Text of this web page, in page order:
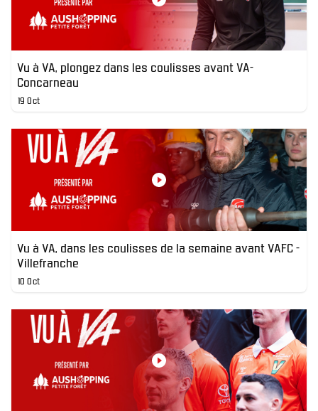
Vu à VA, plongez dans les coulisses avant VA-
Concarneau
19 Oct
Vu à VA, dans les coulisses de la semaine avant VAFC -
Villefranche
10 Oct